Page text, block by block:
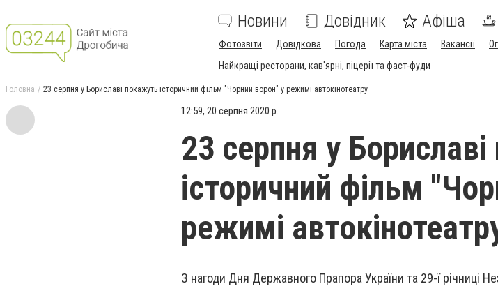
Новини Довідник Афіша
Фотозвіти Довідкова Погода Карта міста Вакансії
Найкращі ресторани, кав'ярні, піцерії та фаст-фуди
Головна 23 серпня у Бориславі покажуть історичний фільм "Чорний ворон" у режимі автокінотеатру
12:59, 20 серпня 2020 р.
23 серпня у
історичний фільм
режимі
З нагоди Дня Державного Прапора України та 29-ї річниці